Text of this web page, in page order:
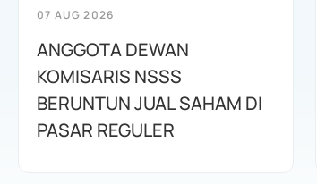
07 AUG 2026
ANGGOTA DEWAN
KOMISARIS NSSS
BERUNTUN JUAL SAHAM DI
PASAR REGULER